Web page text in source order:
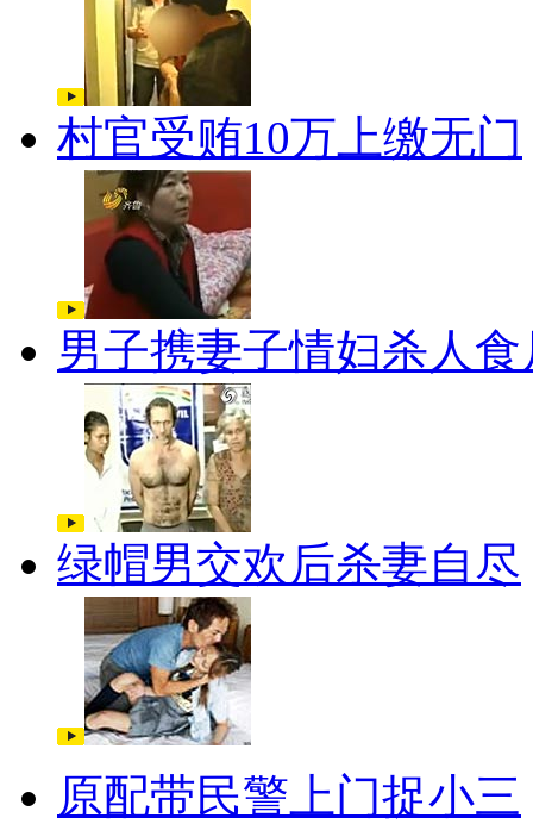
村官受贿10万上缴无门
男子携妻子情妇杀人食
绿帽男交欢后杀妻自尽
原配带民警上门捉小三